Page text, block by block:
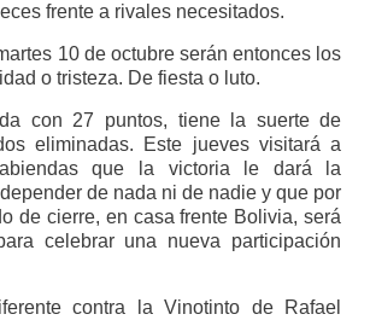
frente a rivales necesitados.
10 de octubre serán entonces los
o tristeza. De fiesta o luto.
con 27 puntos, tiene la suerte de
eliminadas. Este jueves visitará a
que la victoria le dará la
de nada ni de nadie y que por
de cierre, en casa frente Bolivia, será
celebrar una nueva participación
contra la Vinotinto de Rafael